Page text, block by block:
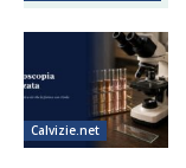
Calvizie.net